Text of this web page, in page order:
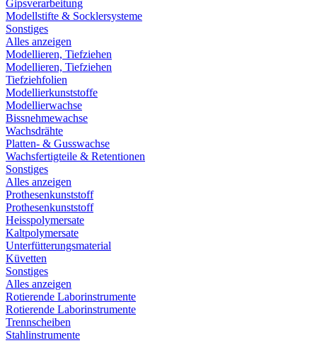
Gipsverarbeitung
Modellstifte & Socklersysteme
Sonstiges
Alles anzeigen
Modellieren, Tiefziehen
Modellieren, Tiefziehen
Tiefziehfolien
Modellierkunststoffe
Modellierwachse
Bissnehmewachse
Wachsdrähte
Platten- & Gusswachse
Wachsfertigteile & Retentionen
Sonstiges
Alles anzeigen
Prothesenkunststoff
Prothesenkunststoff
Heisspolymersate
Kaltpolymersate
Unterfütterungsmaterial
Küvetten
Sonstiges
Alles anzeigen
Rotierende Laborinstrumente
Rotierende Laborinstrumente
Trennscheiben
Stahlinstrumente